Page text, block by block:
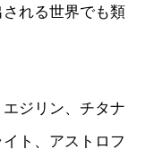
れる世界でも類
ジリン、チタナ
ト、アストロフ